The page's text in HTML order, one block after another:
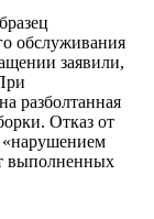
обслуживания
заявили,
разболтанная
Отказ от
«нарушением
выполненных